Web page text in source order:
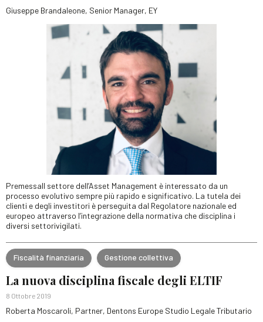
Giuseppe Brandaleone, Senior Manager, EY
PremessaIl settore dell’Asset Management è interessato da un
processo evolutivo sempre più rapido e significativo. La tutela dei
clienti e degli investitori è perseguita dal Regolatore nazionale ed
europeo attraverso l’integrazione della normativa che disciplina i
diversi settorivigilati.
Fiscalità finanziaria Gestione collettiva
La nuova disciplina fiscale degli ELTIF
8 Ottobre 2019
Roberta Moscaroli, Partner, Dentons Europe Studio Legale Tributario